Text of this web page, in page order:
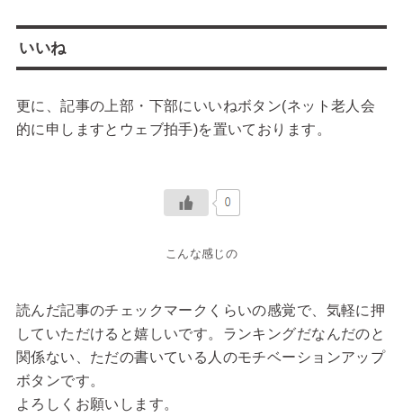
いいね
更に、記事の上部・下部にいいねボタン(ネット老人会
的に申しますとウェブ拍手)を置いております。
こんな感じの
読んだ記事のチェックマークくらいの感覚で、気軽に押
していただけると嬉しいです。ランキングだなんだのと
関係ない、ただの書いている人のモチベーションアップ
ボタンです。
よろしくお願いします。